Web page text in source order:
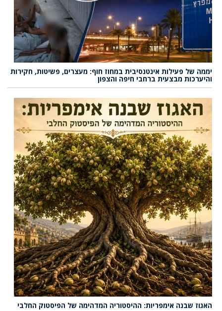
יממה של פעילות אינטנסיבית במחוז חוף: מעצרים, פשיטות, חקירות
והיערכות מבצעית ברחבי חיפה והצפון
האגוז שבנה אימפריות: ההיסטוריה המדהימה של הפיסטוק החלבי